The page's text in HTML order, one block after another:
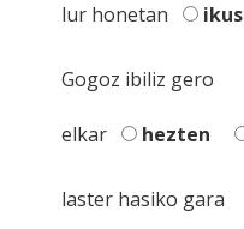
lur honetan
Gogoz ibiliz gero
elkar hezten
laster hasiko gara